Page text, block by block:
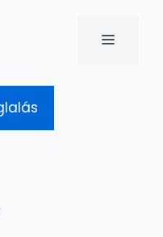
MENÜ